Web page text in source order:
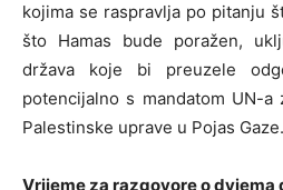
kojima se raspravlja po pitanju
što Hamas bude poražen,
država koje bi preuzele
potencijalno s mandatom UN-a
Palestinske uprave u Pojas Gaze.
Vrijeme za razgovore o dvjema